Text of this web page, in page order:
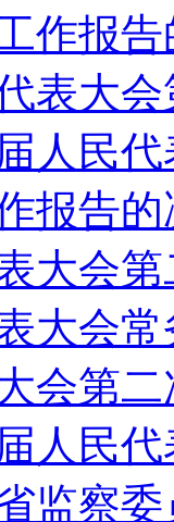
作报
表大
人民
报告
大会
大会
会第
人民
监察